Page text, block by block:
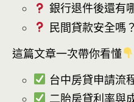
銀行退件後還有
民間貸款安全嗎？
這篇文章一次帶你看懂
台中房貸申請流
二胎房貸利率與